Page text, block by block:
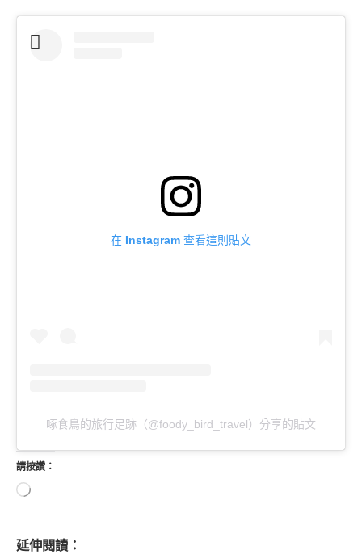
在 Instagram 查看這則貼文
啄食鳥的旅行足跡（@foody_bird_travel）分享的貼文
請按讚：
延伸閱讀：